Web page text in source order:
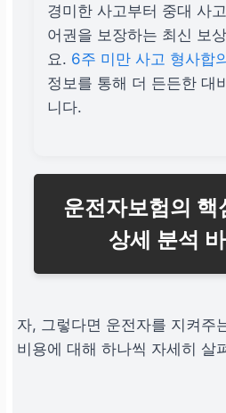
경미한 사고부터 중대 사
어권을 보장하는 최신 보
요. 6주 미만 사고 형사합
정보를 통해 더 든든한 대
니다.
운전자보험의 핵
상세 분석
자, 그렇다면 운전자를 지켜주
비용에 대해 하나씩 자세히 살